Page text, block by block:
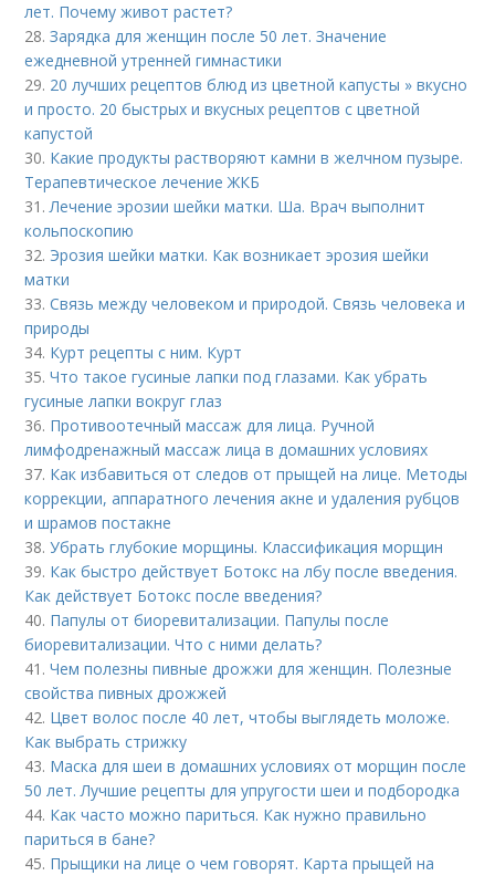
лет. Почему живот растет?
28.Зарядка для женщин после 50 лет. Значение
ежедневной утренней гимнастики
29. 20 лучших рецептов блюд из цветной капусты » вкусно
и просто. 20 быстрых и вкусных рецептов с цветной
капустой
30. Какие продукты растворяют камни в желчном пузыре.
Терапевтическое лечение ЖКБ
31.Лечение эрозии шейки матки. Ша. Врач выполнит
кольпоскопию
32. Эрозия шейки матки. Как возникает эрозия шейки
матки
33.Связь между человеком и природой. Связь человека и
природы
34. Курт рецепты с ним. Курт
35.Что такое гусиные лапки под глазами. Как убрать
гусиные лапки вокруг глаз
36. Противоотечный массаж для лица. Ручной
лимфодренажный массаж лица в домашних условиях
37. Как избавиться от следов от прыщей на лице. Методы
коррекции, аппаратного лечения акне и удаления рубцов
и шрамов постакне
38.Убрать глубокие морщины. Классификация морщин
39. Как быстро действует Ботокс на лбу после введения.
Как действует Ботокс после введения?
40. Папулы от биоревитализации. Папулы после
биоревитализации. Что с ними делать?
41.Чем полезны пивные дрожжи для женщин. Полезные
свойства пивных дрожжей
42. Цвет волос после 40 лет, чтобы выглядеть моложе.
Как выбрать стрижку
43. Маска для шеи в домашних условиях от морщин после
50 лет. Лучшие рецепты для упругости шеи и подбородка
44. Как часто можно париться. Как нужно правильно
париться в бане?
45. Прыщики на лице о чем говорят. Карта прыщей на